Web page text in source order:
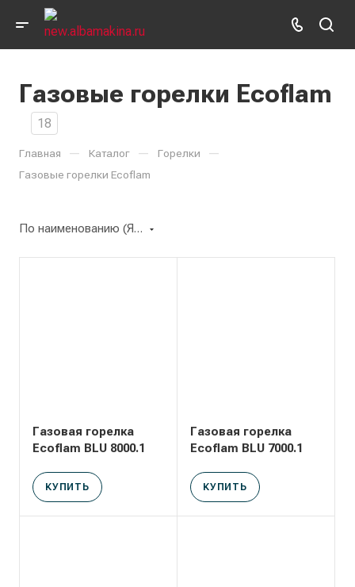
Газовые горелки Ecoflam
18
Главная — Каталог — Горелки —
Газовые горелки Ecoflam
По наименованию (Я-А)
Газовая горелка
Ecoflam BLU 8000.1
КУПИТЬ
Газовая горелка
Ecoflam BLU 7000.1
КУПИТЬ